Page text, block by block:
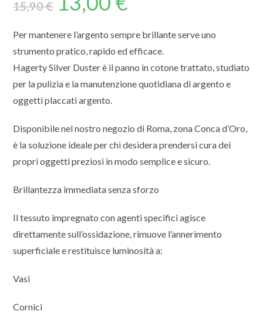
15,90€
Per mantenere l’argento sempre brillante serve uno
strumento pratico, rapido ed efficace.
Hagerty Silver Duster è il panno in cotone trattato, studiato
per la pulizia e la manutenzione quotidiana di argento e
oggetti placcati argento.
Disponibile nel nostro negozio di Roma, zona Conca d’Oro,
è la soluzione ideale per chi desidera prendersi cura dei
propri oggetti preziosi in modo semplice e sicuro.
Brillantezza immediata senza sforzo
Il tessuto impregnato con agenti specifici agisce
direttamente sull’ossidazione, rimuove l’annerimento
superficiale e restituisce luminosità a:
Vasi
Cornici